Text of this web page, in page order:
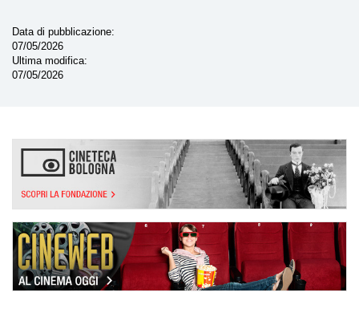
Data di pubblicazione
07/05/2026
Ultima modifica
07/05/2026